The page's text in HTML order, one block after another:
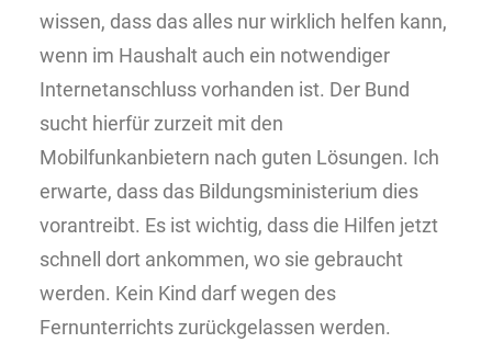
wissen, dass das alles nur wirklich helfen kann,
wenn im Haushalt auch ein notwendiger
Internetanschluss vorhanden ist. Der Bund
sucht hierfür zurzeit mit den
Mobilfunkanbietern nach guten Lösungen. Ich
erwarte, dass das Bildungsministerium dies
vorantreibt. Es ist wichtig, dass die Hilfen jetzt
schnell dort ankommen, wo sie gebraucht
werden. Kein Kind darf wegen des
Fernunterrichts zurückgelassen werden.